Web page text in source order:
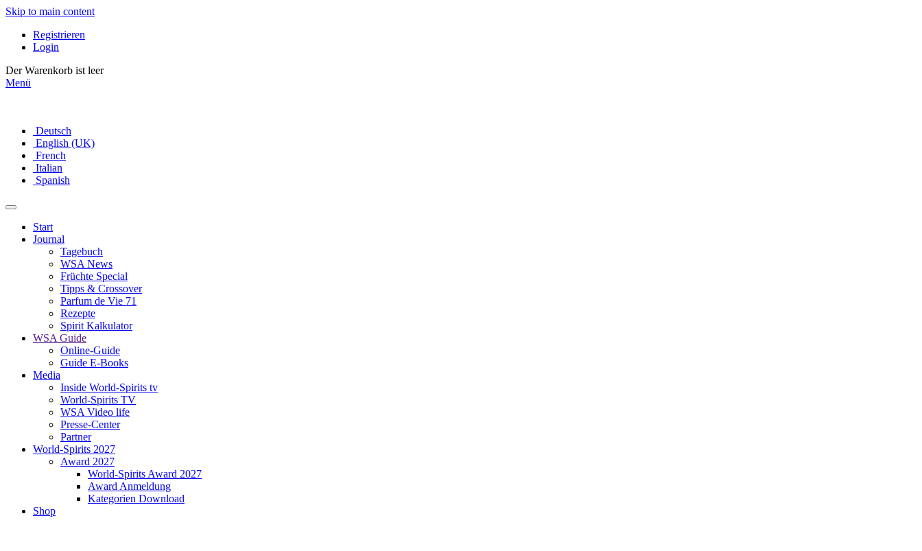
Skip to main content
Registrieren
Login
Der Warenkorb ist leer
Menü
Deutsch
English (UK)
French
Italian
Spanish
Start
Journal
Tagebuch
WSA News
Früchte Special
Tipps & Crossover
Parfum de Vie 71
Rezepte
Spirit Kalkulator
WSA Guide
Online-Guide
Guide E-Books
Media
Inside World-Spirits tv
World-Spirits TV
WSA Video life
Presse-Center
Partner
World-Spirits 2027
Award 2027
World-Spirits Award 2027
Award Anmeldung
Kategorien Download
Shop